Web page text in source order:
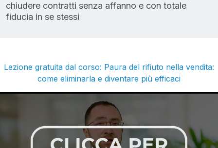
chiudere contratti senza affanno e con totale
fiducia in se stessi
Lezione gratuita dal corso: Paura del rifiuto nella vendita:
come eliminarla e diventare più efficaci